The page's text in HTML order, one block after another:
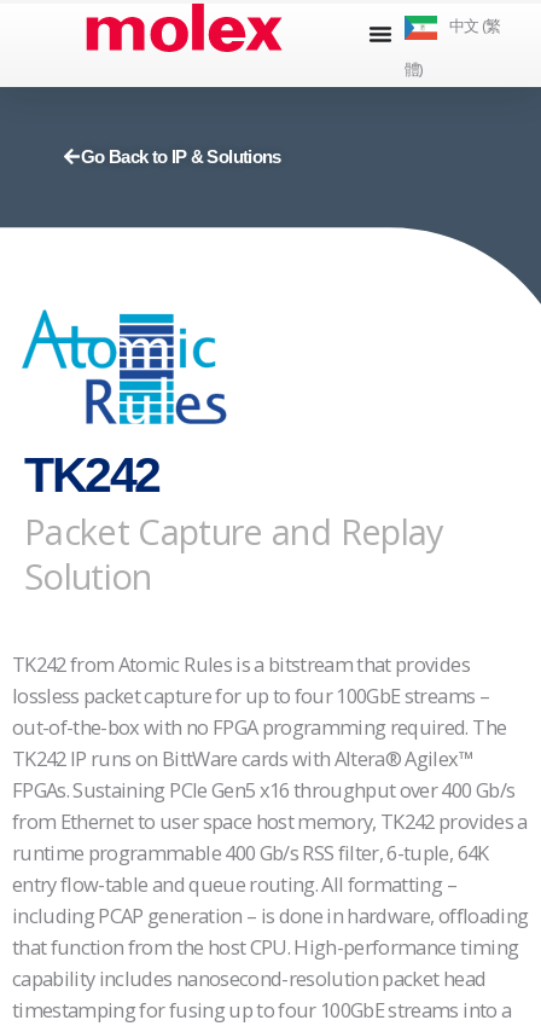
中文 (繁
體)
Go Back to IP & Solutions
TK242
Packet Capture and Replay
Solution
TK242 from Atomic Rules is a bitstream that provides
lossless packet capture for up to four 100GbE streams –
out-of-the-box with no FPGA programming required. The
TK242 IP runs on BittWare cards with Altera® Agilex™
FPGAs. Sustaining PCIe Gen5 x16 throughput over 400 Gb/s
from Ethernet to user space host memory, TK242 provides a
runtime programmable 400 Gb/s RSS filter, 6-tuple, 64K
entry flow-table and queue routing. All formatting –
including PCAP generation – is done in hardware, offloading
that function from the host CPU. High-performance timing
capability includes nanosecond-resolution packet head
timestamping for fusing up to four 100GbE streams into a